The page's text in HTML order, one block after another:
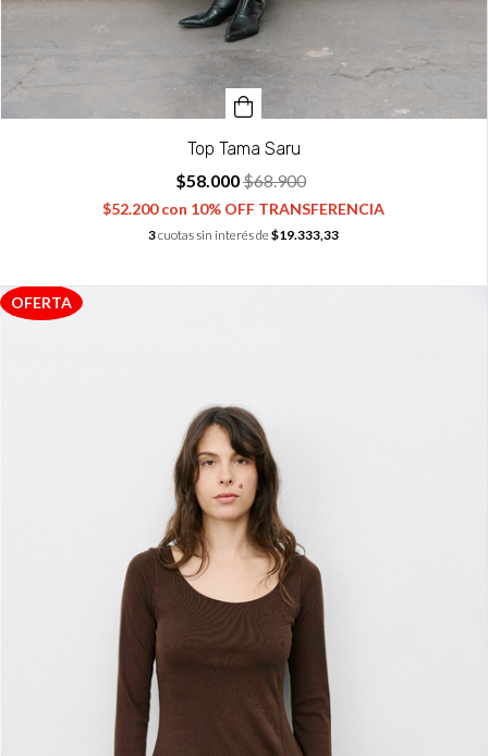
Top Tama Saru
$58.000$68.900
$52.200con 10% OFF TRANSFERENCIA
3cuotas sin interés de$19.333,33